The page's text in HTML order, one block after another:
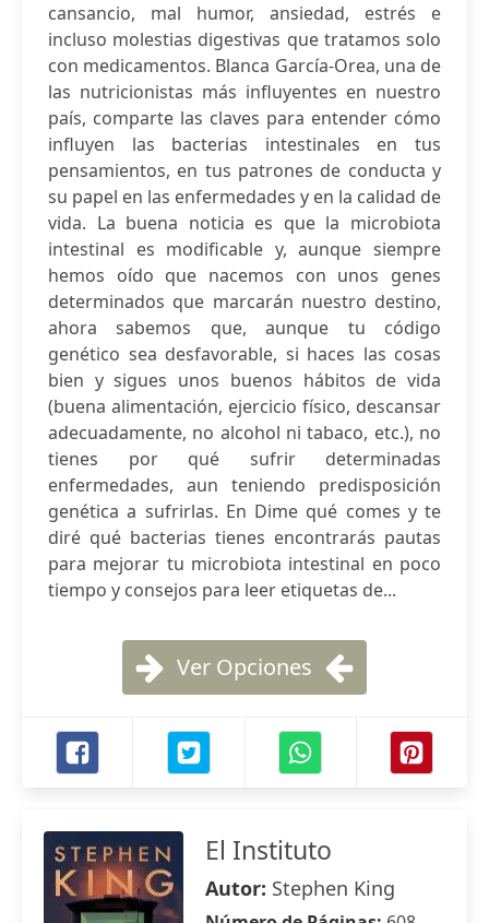
cansancio, mal humor, ansiedad, estrés e
incluso molestias digestivas que tratamos solo
con medicamentos. Blanca García-Orea, una de
las nutricionistas más influyentes en nuestro
país, comparte las claves para entender cómo
influyen las bacterias intestinales en tus
pensamientos, en tus patrones de conducta y
su papel en las enfermedades y en la calidad de
vida. La buena noticia es que la microbiota
intestinal es modificable y, aunque siempre
hemos oído que nacemos con unos genes
determinados que marcarán nuestro destino,
ahora sabemos que, aunque tu código
genético sea desfavorable, si haces las cosas
bien y sigues unos buenos hábitos de vida
(buena alimentación, ejercicio físico, descansar
adecuadamente, no alcohol ni tabaco, etc.), no
tienes por qué sufrir determinadas
enfermedades, aun teniendo predisposición
genética a sufrirlas. En Dime qué comes y te
diré qué bacterias tienes encontrarás pautas
para mejorar tu microbiota intestinal en poco
tiempo y consejos para leer etiquetas de...
Ver Opciones
El Instituto
Autor: Stephen King